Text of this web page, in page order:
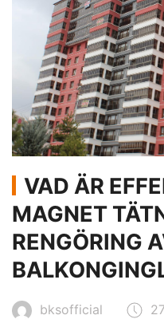
VAD ÄR
MAGNET
RENGÖRING
bksofficial